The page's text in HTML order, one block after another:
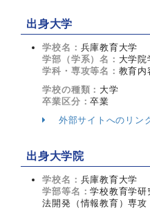
出身大学
学校名： 兵庫教育大学
学部（学系）名： 大学院
学科・専攻等名： 教育内
学校の種類： 大学
卒業区分：卒業
外部サイトへのリン
出身大学院
学校名： 兵庫教育大学
学部等名：学校教育学研
法開発（情報教育）専攻